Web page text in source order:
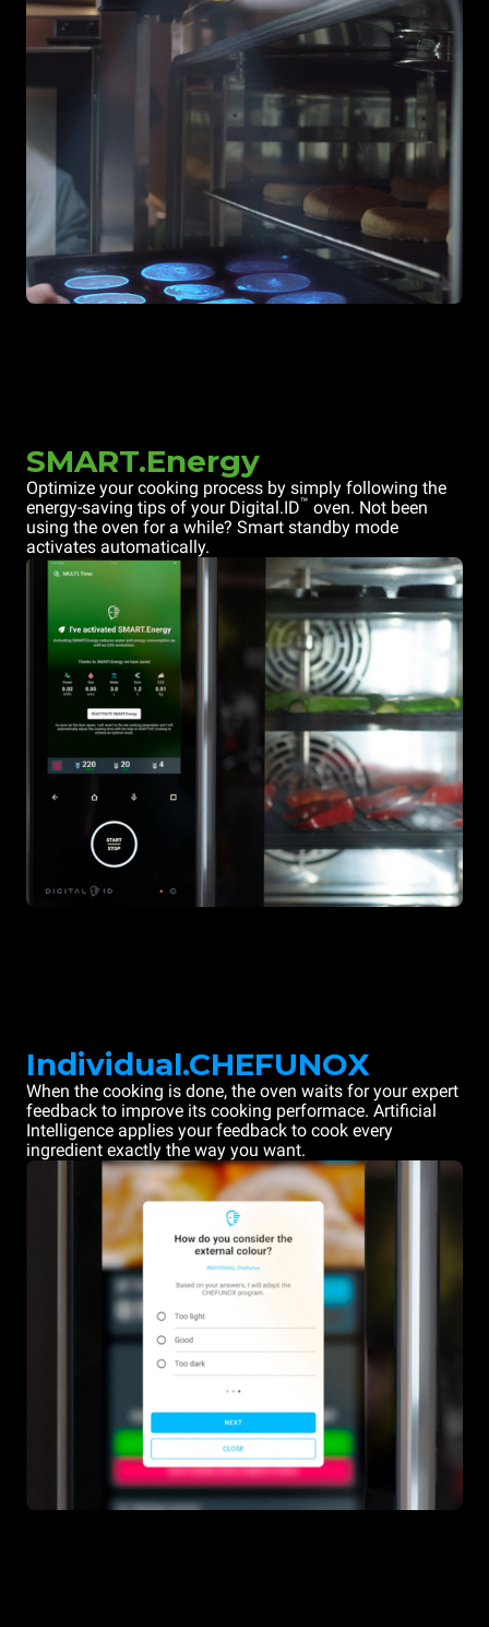
SMART.Energy
Optimize your cooking process by simply following the
energy-saving tips of your Digital.ID™ oven. Not been
using the oven for a while? Smart standby mode
activates automatically.
Individual.CHEFUNOX
When the cooking is done, the oven waits for your expert
feedback to improve its cooking performace. Artificial
Intelligence applies your feedback to cook every
ingredient exactly the way you want.